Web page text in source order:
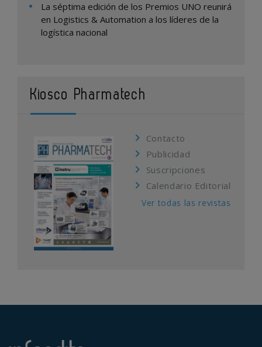
La séptima edición de los Premios UNO reunirá
en Logistics & Automation a los líderes de la
logística nacional
Kiosco Pharmatech
Contacto
Publicidad
Suscripciones
Calendario Editorial
Ver todas las revistas